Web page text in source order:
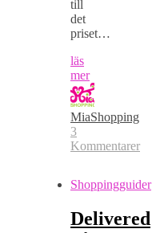
till
det
priset…
läs
mer
MiaShopping
3
Kommentarer
Shoppingguider
Delivered